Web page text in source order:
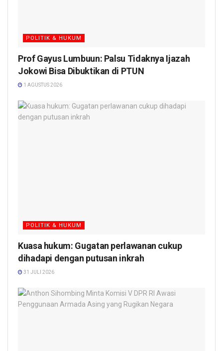
POLITIK & HUKUM
Prof Gayus Lumbuun: Palsu Tidaknya Ijazah
Jokowi Bisa Dibuktikan di PTUN
1 AGUSTUS 2026
POLITIK & HUKUM
Kuasa hukum: Gugatan perlawanan cukup
dihadapi dengan putusan inkrah
31 JULI 2026